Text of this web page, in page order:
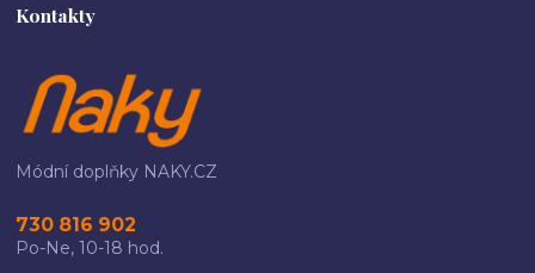
Kontakty
Módní doplňky NAKY.CZ
730 816 902
Po-Ne, 10-18 hod.